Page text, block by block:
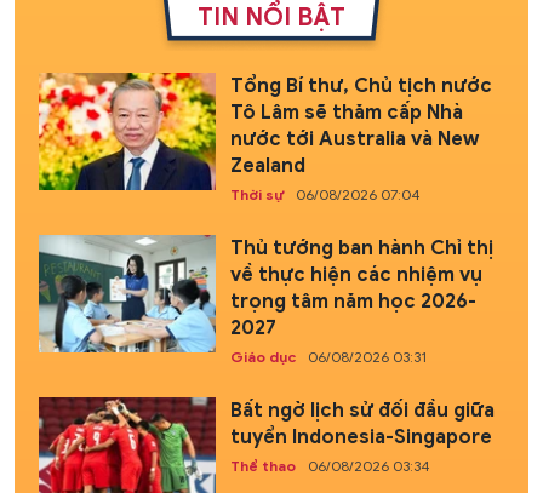
TIN NỔI BẬT
Tổng Bí thư, Chủ tịch nước
Tô Lâm sẽ thăm cấp Nhà
nước tới Australia và New
Zealand
Thời sự 06/08/2026 07:04
Thủ tướng ban hành Chỉ thị
về thực hiện các nhiệm vụ
trọng tâm năm học 2026-
2027
Giáo dục 06/08/2026 03:31
Bất ngờ lịch sử đối đầu giữa
tuyển Indonesia-Singapore
Thể thao 06/08/2026 03:34